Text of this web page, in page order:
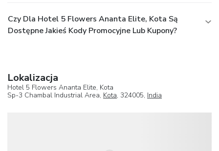
Czy Dla Hotel 5 Flowers Ananta Elite, Kota Są
Dostępne Jakieś Kody Promocyjne Lub Kupony?
Lokalizacja
Hotel 5 Flowers Ananta Elite, Kota
Sp-3 Chambal Industrial Area, Kota, 324005, India